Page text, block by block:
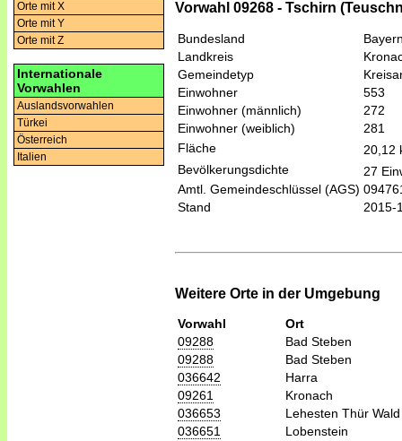
Orte mit X
Orte mit Y
Orte mit Z
Internationale
Vorwahlen
Auslandsvorwahlen
Türkei
Österreich
Italien
Vorwahl 09268 - Tschirn
Bundesland
Landkreis
Gemeindetyp
Einwohner
553
Einwohner (männlich)
272
Einwohner (weiblich)
281
Fläche
20,12
Bevölkerungsdichte
27
Amtl. Gemeindeschlüssel (AGS)
Stand
2015-
Weitere Orte in der Umgebung
Vorwahl
Ort
09288
Bad Steben
09288
Bad Steben
036642
Harra
09261
Kronach
036653
Lehesten Thür Wald
036651
Lobenstein